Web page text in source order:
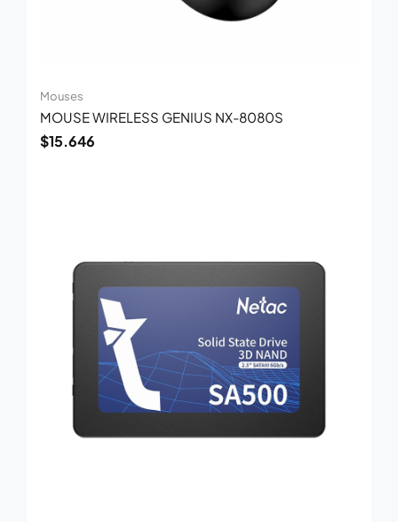
Mouses
MOUSE WIRELESS GENIUS NX-8080S
$15.646